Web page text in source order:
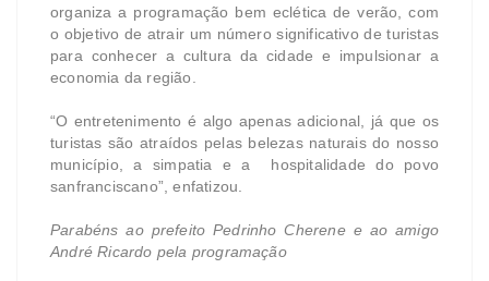
organiza a programação bem eclética de verão, com
o objetivo de atrair um número significativo de turistas
para conhecer a cultura da cidade e impulsionar a
economia da região.
“O entretenimento é algo apenas adicional, já que os
turistas são atraídos pelas belezas naturais do nosso
município, a simpatia e a hospitalidade do povo
sanfranciscano”, enfatizou.
Parabéns ao prefeito Pedrinho Cherene e ao amigo
André Ricardo pela programação